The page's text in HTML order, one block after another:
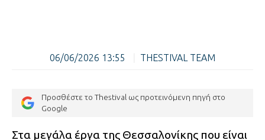
06/06/2026 13:55 THESTIVAL TEAM
Προσθέστε το Thestival ως προτεινόμενη πηγή στο
Google
Στα μεγάλα έργα της Θεσσαλονίκης που είναι